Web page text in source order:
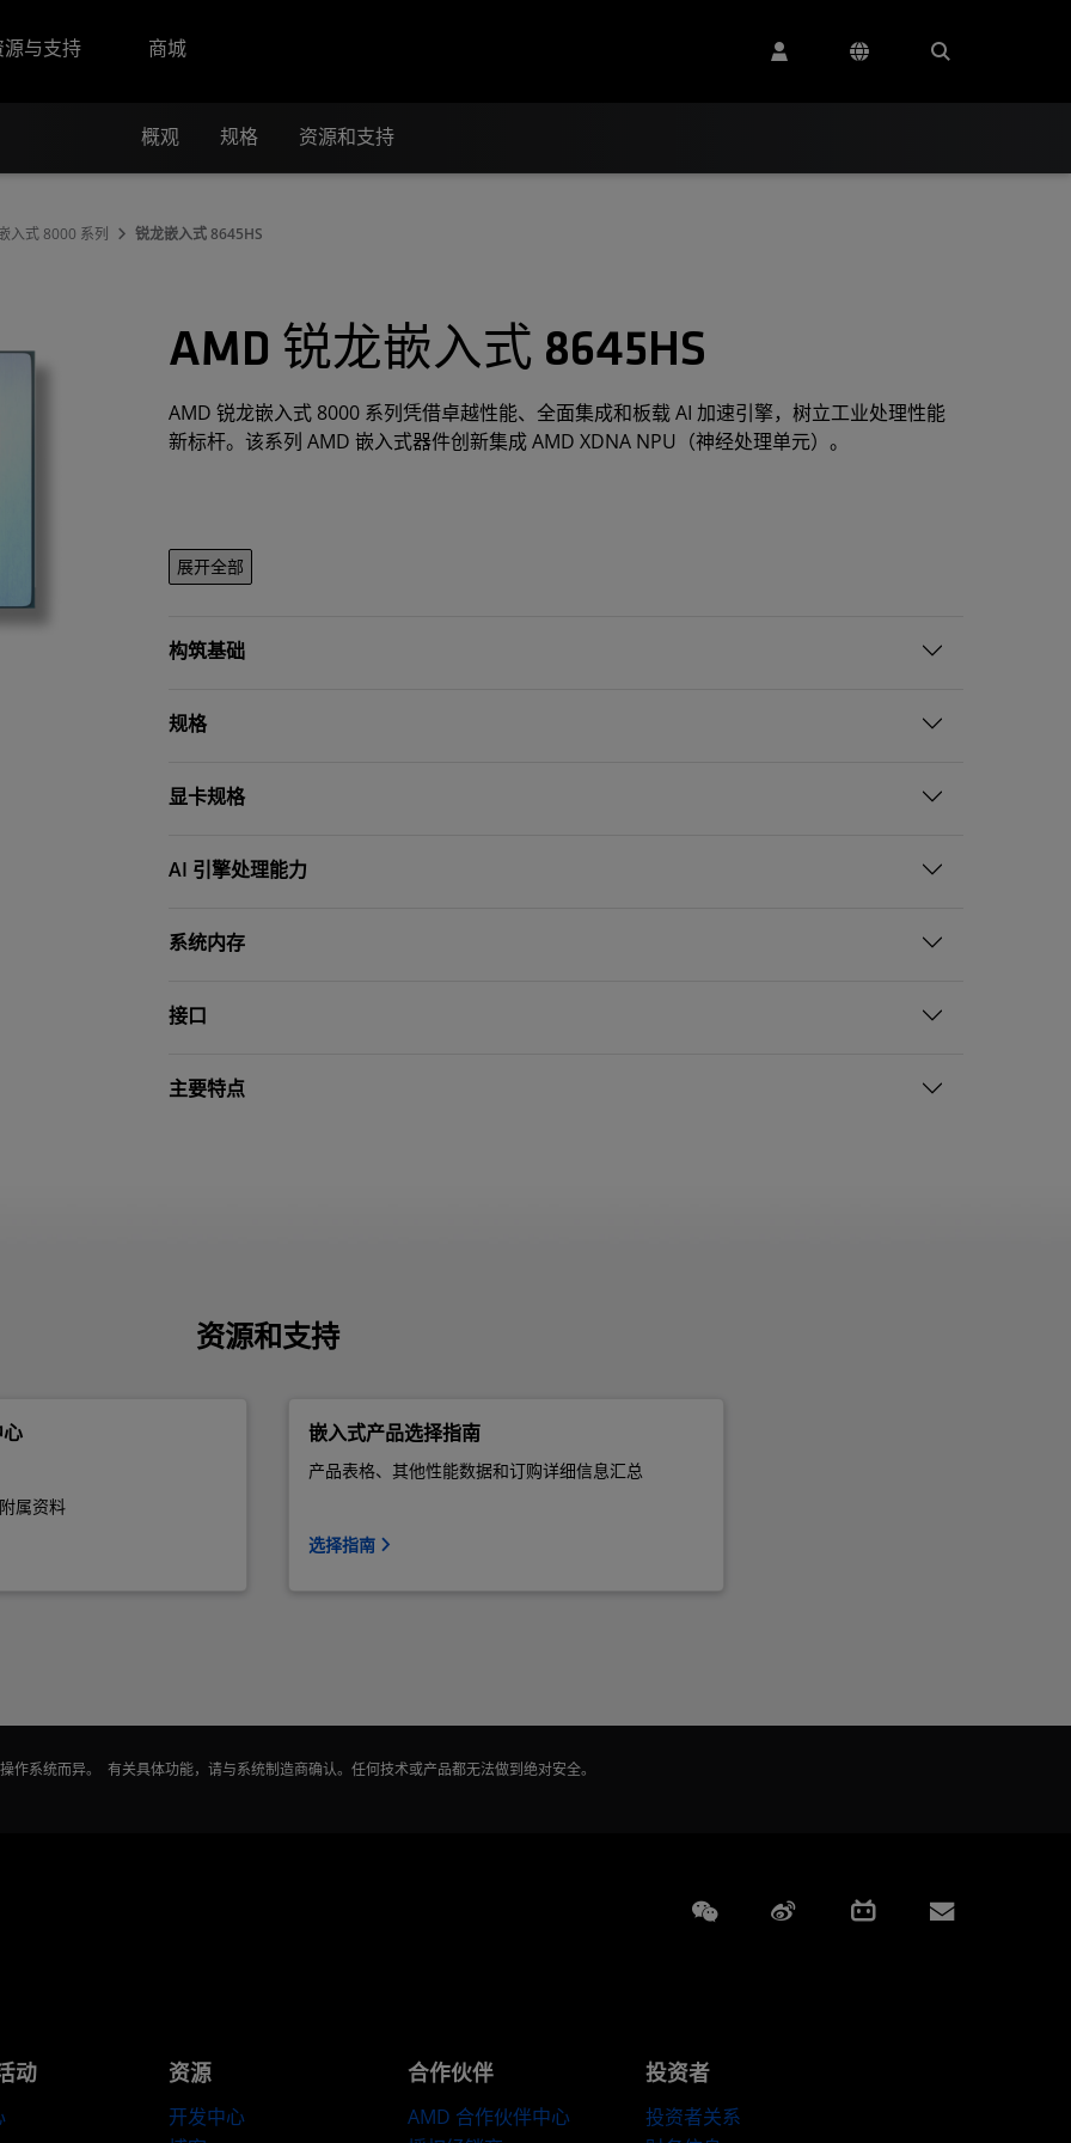
源与支持 商城
概观 规格 资源和支持
入式 8000 系列 锐龙嵌入式 8645HS
AMD 锐龙嵌入式 8645HS
AMD 锐龙嵌入式 8000 系列凭借卓越性能、全面集成和板载 AI 加速引擎，树立工业处理性能
新标杆。该系列 AMD 嵌入式器件创新集成 AMD XDNA NPU（神经处理单元）。
展开全部
构筑基础
规格
显卡规格
AI 引擎处理能力
系统内存
接口
主要特点
资源和支持
属资料
嵌入式产品选择指南
产品表格、其他性能数据和订购详细信息汇总
选择指南
系统而异。 有关具体功能，请与系统制造商确认。任何技术或产品都无法做到绝对安全。
Weixin Weibo Bilibili
动 资源
开发中心
合作伙伴
AMD 合作伙伴中心
投资者
投资者关系